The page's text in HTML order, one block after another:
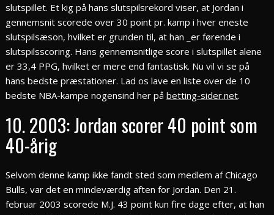
slutspillet. Et kig på hans slutspilsrekord viser, at Jordan i
gennemsnit scorede over 30 point pr. kamp i hver eneste
slutspilsæson, hvilket er grunden til, at han _er førende i
slutspilsscoring. Hans gennemsnitlige score i slutspillet alene
er 33,4 PPG, hvilket er mere end fantastisk. Nu vil vi se på
hans bedste præstationer. Lad os lave en liste over de 10
bedste NBA-kampe nogensind her på betting-sider.net.
10. 2003: Jordan scorer 40 point som
40-årig
Selvom denne kamp ikke fandt sted som medlem af Chicago
Bulls, var det en mindeværdig aften for Jordan. Den 21.
februar 2003 scorede M.J. 43 point kun fire dage efter, at han